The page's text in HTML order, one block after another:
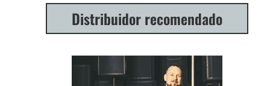
Distribuidor recomendado